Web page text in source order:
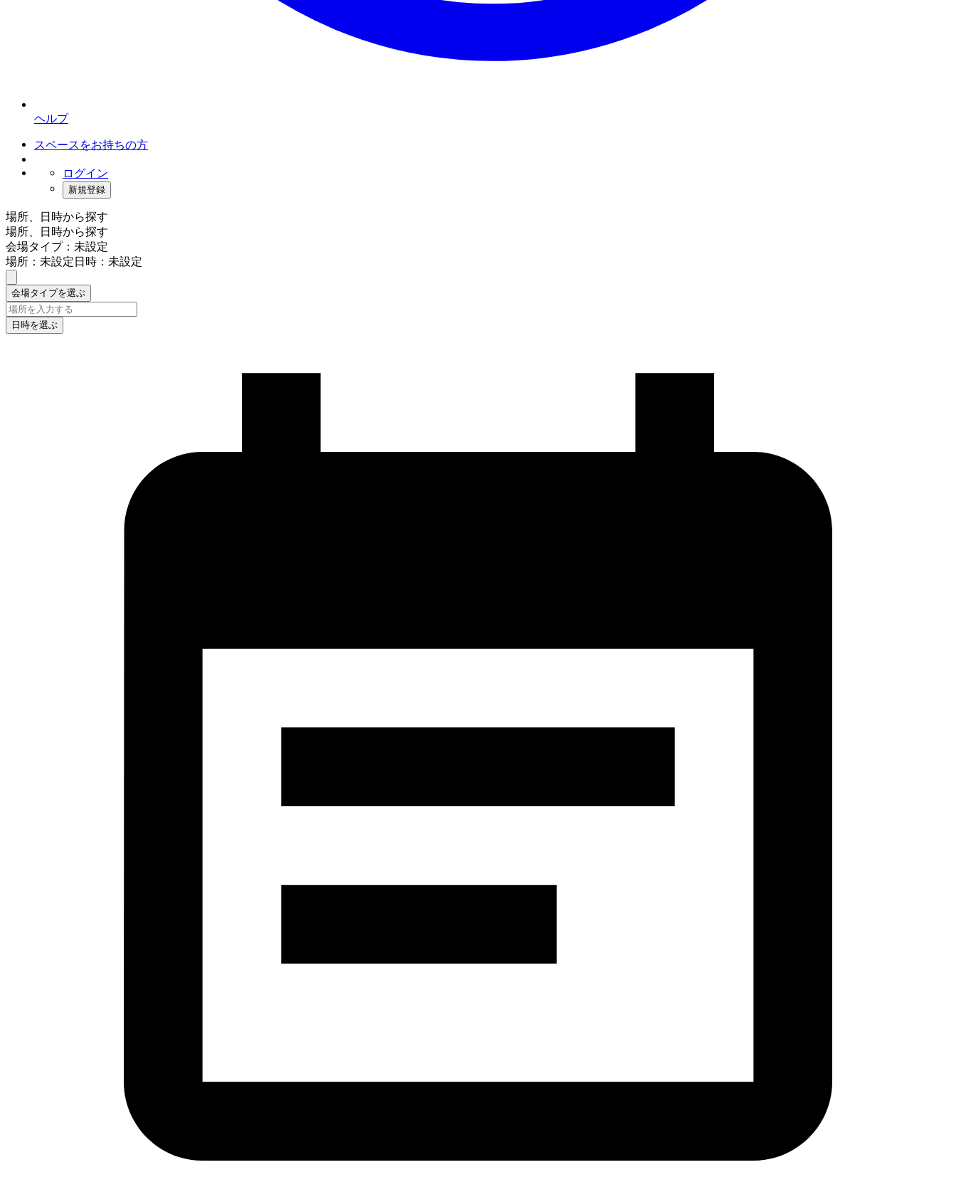
ヘルプ
スペースをお持ちの方
ログイン
新規登録
場所、日時から探す
場所、日時から探す
会場タイプ：未設定
場所：未設定日時：未設定
会場タイプを選ぶ
日時を選ぶ